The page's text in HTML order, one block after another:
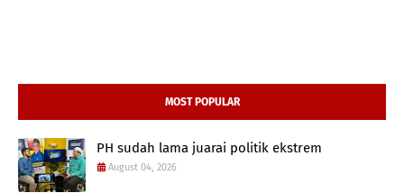
MOST POPULAR
PH sudah lama juarai politik ekstrem
August 04, 2026